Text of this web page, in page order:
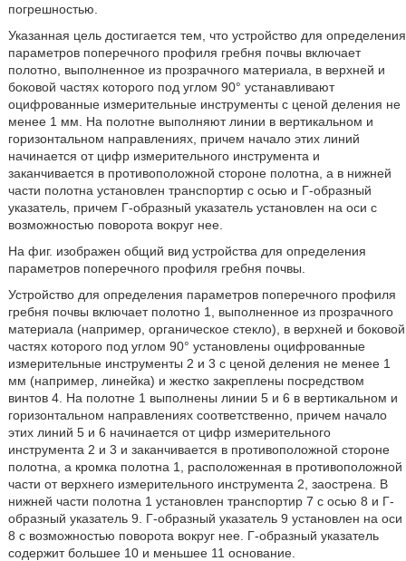
погрешностью.
Указанная цель достигается тем, что устройство для определения
параметров поперечного профиля гребня почвы включает
полотно, выполненное из прозрачного материала, в верхней и
боковой частях которого под углом 90° устанавливают
оцифрованные измерительные инструменты с ценой деления не
менее 1 мм. На полотне выполняют линии в вертикальном и
горизонтальном направлениях, причем начало этих линий
начинается от цифр измерительного инструмента и
заканчивается в противоположной стороне полотна, а в нижней
части полотна установлен транспортир с осью и Г-образный
указатель, причем Г-образный указатель установлен на оси с
возможностью поворота вокруг нее.
На фиг. изображен общий вид устройства для определения
параметров поперечного профиля гребня почвы.
Устройство для определения параметров поперечного профиля
гребня почвы включает полотно 1, выполненное из прозрачного
материала (например, органическое стекло), в верхней и боковой
частях которого под углом 90° установлены оцифрованные
измерительные инструменты 2 и 3 с ценой деления не менее 1
мм (например, линейка) и жестко закреплены посредством
винтов 4. На полотне 1 выполнены линии 5 и 6 в вертикальном и
горизонтальном направлениях соответственно, причем начало
этих линий 5 и 6 начинается от цифр измерительного
инструмента 2 и 3 и заканчивается в противоположной стороне
полотна, а кромка полотна 1, расположенная в противоположной
части от верхнего измерительного инструмента 2, заострена. В
нижней части полотна 1 установлен транспортир 7 с осью 8 и Г-
образный указатель 9. Г-образный указатель 9 установлен на оси
8 с возможностью поворота вокруг нее. Г-образный указатель
содержит большее 10 и меньшее 11 основание.